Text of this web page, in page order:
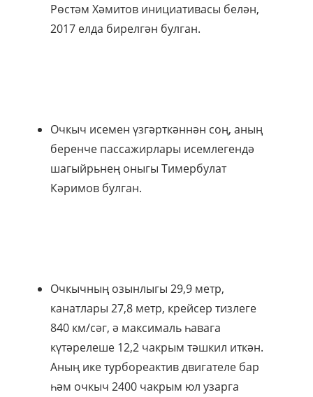
Рөстәм Хәмитов инициативасы белән,
2017 елда бирелгән булган.
Очкыч исемен үзгәрткәннән соң, аның
беренче пассажирлары исемлегендә
шагыйрьнең оныгы Тимербулат
Кәримов булган.
Очкычның озынлыгы 29,9 метр,
канатлары 27,8 метр, крейсер тизлеге
840 км/сәг, ә максималь һавага
күтәрелеше 12,2 чакрым тәшкил иткән.
Аның ике турбореактив двигателе бар
һәм очкыч 2400 чакрым юл узарга